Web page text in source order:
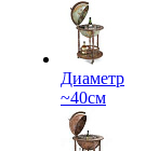
Диаметр
~40см